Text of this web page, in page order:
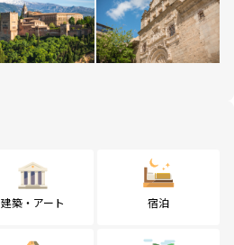
建築・アート 宿泊